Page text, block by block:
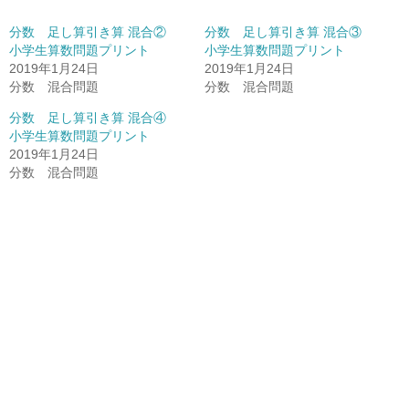
分数 足し算引き算 混合②
小学生算数問題プリント
2019年1月24日
分数 混合問題
分数 足し算引き算 混合③
小学生算数問題プリント
2019年1月24日
分数 混合問題
分数 足し算引き算 混合④
小学生算数問題プリント
2019年1月24日
分数 混合問題